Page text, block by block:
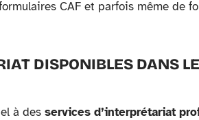
CAF et parfois même de
DISPONIBLES DANS
à des services d’interprétariat